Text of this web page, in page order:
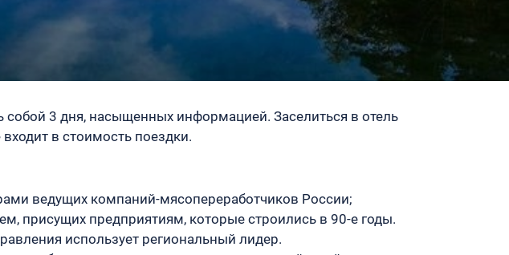
собой 3 дня, насыщенных информацией. Заселиться в отель
в стоимость поездки.
ведущих компаний-мясопереработчиков России;
присущих предприятиям, которые строились в 90-е годы.
использует региональный лидер.